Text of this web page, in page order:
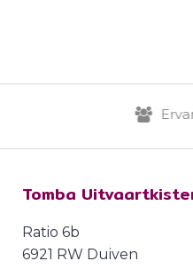
Tomba
Ratio 6b
6921 RW Duiven